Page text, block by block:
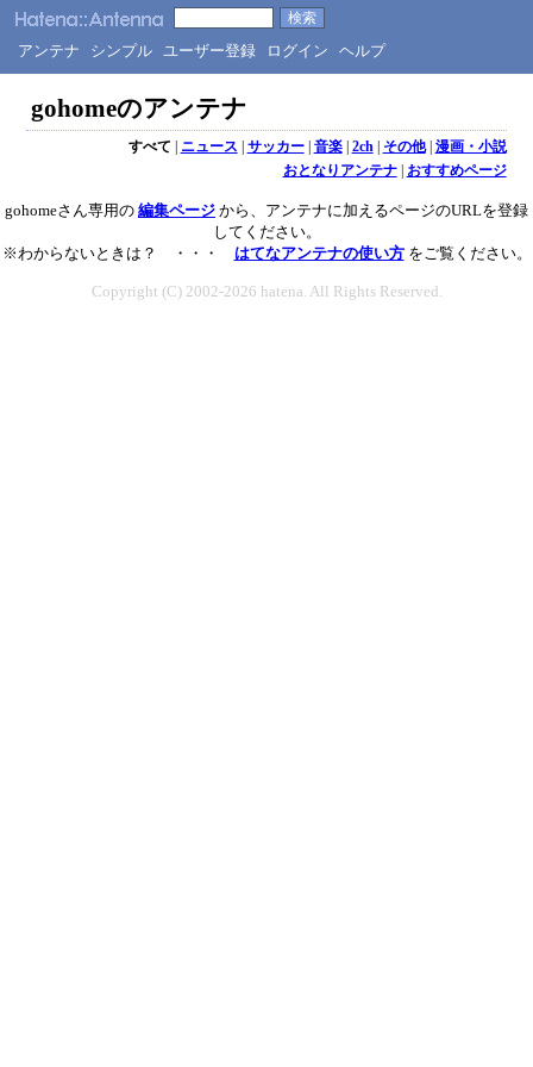
アンテナ シンプル ユーザー登録 ログイン ヘルプ
gohomeのアンテナ
すべて | ニュース | サッカー| 音楽| 2ch| その他| 漫画・小説
おとなりアンテナ| おすすめページ
gohomeさん専用の 編集ページ から、アンテナに加えるページのURLを登録
してください。
※わからないときは？ ・・・ はてなアンテナの使い方をご覧ください。
Copyright (C) 2002-2026 hatena. All Rights Reserved.